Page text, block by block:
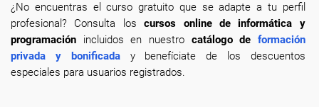
¿No encuentras el curso gratuito que se adapte a tu perfil
profesional? Consulta loscursos online de informática y
programación incluidos en nuestrocatálogo de formación
privada y bonificaday benefíciate de los descuentos
especiales para usuarios registrados.